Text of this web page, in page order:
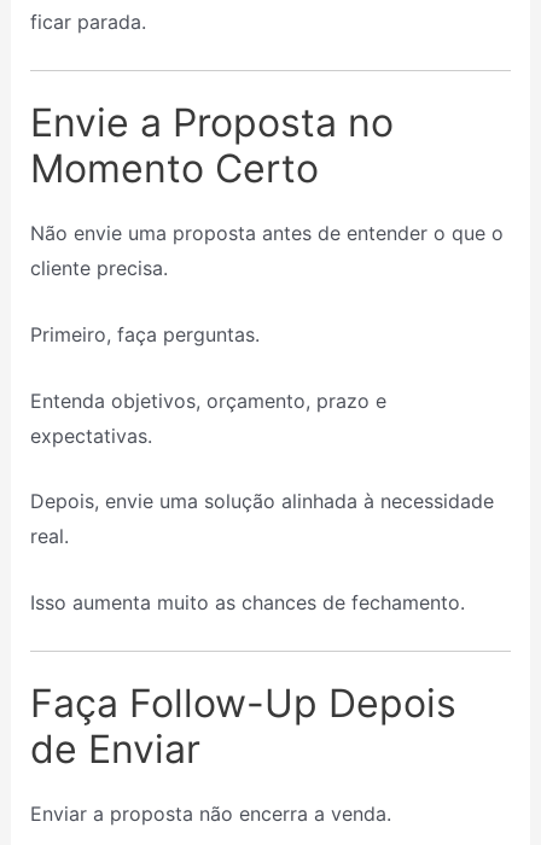
ficar parada.
Envie a Proposta no
Momento Certo
Não envie uma proposta antes de entender o que o
cliente precisa.
Primeiro, faça perguntas.
Entenda objetivos, orçamento, prazo e
expectativas.
Depois, envie uma solução alinhada à necessidade
real.
Isso aumenta muito as chances de fechamento.
Faça Follow-Up Depois
de Enviar
Enviar a proposta não encerra a venda.